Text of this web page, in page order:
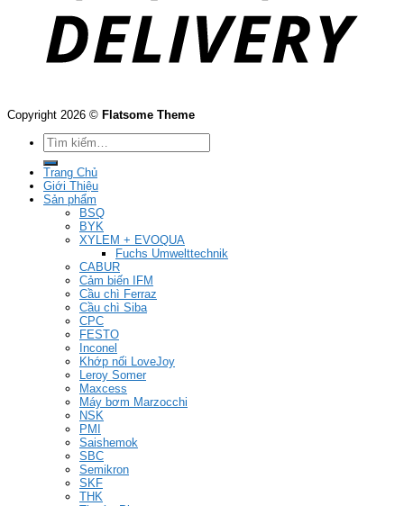
Copyright 2026 © Flatsome Theme
Tìm
kiếm:
Trang Chủ
Giới Thiệu
Sản phẩm
BSQ
BYK
XYLEM + EVOQUA
Fuchs Umwelttechnik
CABUR
Cảm biến IFM
Cầu chì Ferraz
Cầu chì Siba
CPC
FESTO
Inconel
Khớp nối LoveJoy
Leroy Somer
Maxcess
Máy bơm Marzocchi
NSK
PMI
Saishemok
SBC
Semikron
SKF
THK